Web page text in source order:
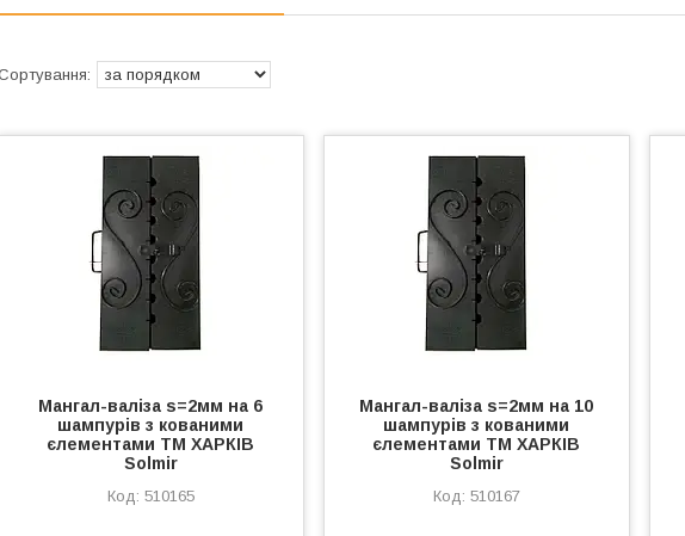
Мангал-валiза s=2мм на 6
шампурiв з кованими
єлементами ТМ ХАРКІВ
Solmir
510165
Мангал-валiза s=2мм на 10
шампурiв з кованими
єлементами ТМ ХАРКІВ
Solmir
510167